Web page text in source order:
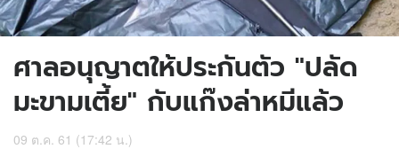
ศาลอนุญาตให้ประกันตัว "ปลัด
มะขามเตี้ย" กับแก๊งล่าหมีแล้ว
09 ต.ค. 61 (17:42 น.)